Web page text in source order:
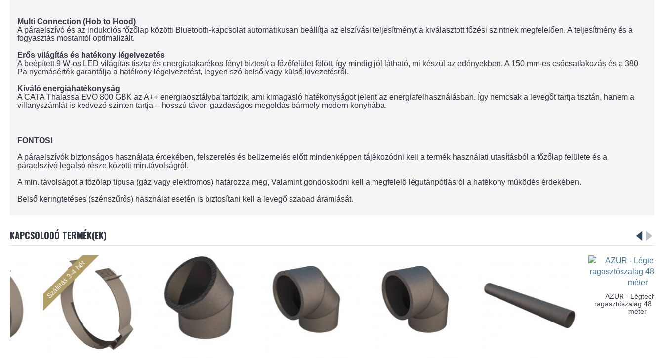
Multi Connection (Hob to Hood)
A páraelszívó és az indukciós főzőlap közötti Bluetooth-kapcsolat automatikusan beállítja az elszívási teljesítményt a kiválasztott főzési szintnek megfelelően. A teljesítmény és a
fogyasztás mostantól optimalizált.
Erős világítás és hatékony légelvezetés
A beépített 9 W-os LED világítás tiszta és energiatakarékos fényt biztosít a főzőfelület fölött, így mindig jól látható, mi készül az edényekben. A 150 mm-es csőcsatlakozás és a 380
Pa nyomásérték garantálja a hatékony légelvezetést, legyen szó belső vagy külső kivezetésről.
Kiváló energiahatékonyság
A CATA Thalassa EVO 800 GBK az A++ energiaosztályba tartozik, ami kimagasló hatékonyságot jelent az energiafelhasználásban. Így nemcsak a levegőt tartja tisztán, hanem a
villanyszámlát is kedvező szinten tartja – hosszú távon gazdaságos megoldás bármely modern konyhába.
FONTOS!
A páraelszívók biztonságos használata érdekében, felszerelés és beüzemelés előtt mindenképpen tájékozódni kell a termék használati utasításból a főzőlap felülete és a
páraelszívó legalsó része közötti min.távolságról.
A min. távolságot a főzőlap típusa (gáz vagy elektromos) határozza meg, Valamint gondoskodni kell a megfelelő légutánpótlásról a hatékony működés érdekében.
Belső keringtetéses (szénszűrős) használat esetén is biztosítani kell a levegő szabad áramlását.
KAPCSOLODÓ TERMÉK(EK)
AZUR - Légtechnikai
ragasztószalag 48 mm x 30
méter
-11%